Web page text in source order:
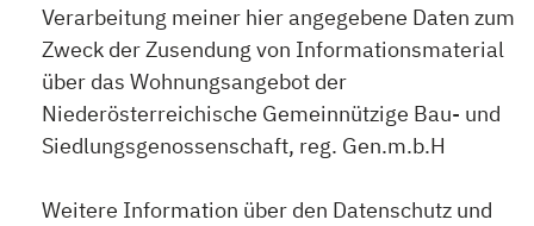
Verarbeitung meiner hier angegebene Daten zum
Zweck der Zusendung von Informationsmaterial
über das Wohnungsangebot der
Niederösterreichische Gemeinnützige Bau- und
Siedlungsgenossenschaft, reg. Gen.m.b.H
Weitere Information über den Datenschutz und